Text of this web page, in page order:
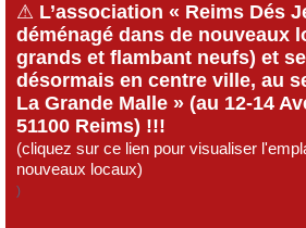
⚠ L’association « Reims Dés
déménagé dans de nouveaux
grands et flambant neufs) et
désormais en centre ville, au
La Grande Malle » (au 12-14
51100 Reims) !!!
(cliquez sur ce lien pour visualiser
nouveaux locaux)
)